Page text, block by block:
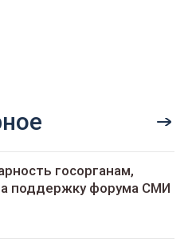
госорганам,
поддержку форума СМИ